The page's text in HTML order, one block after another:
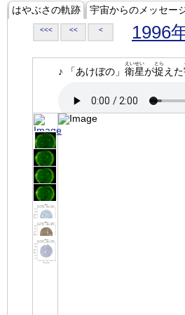
はやぶさの軌跡 宇宙からのメッセー
<<< << < 1996
♪ 「あけぼの」 衛星
えいせい
が捉
とら
えた